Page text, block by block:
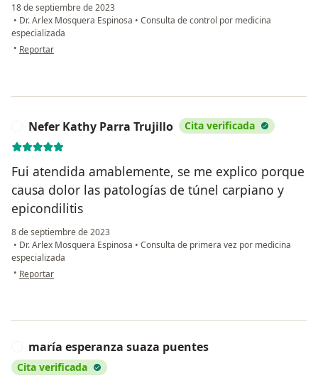
18 de septiembre de 2023
• Dr. Arlex Mosquera Espinosa • Consulta de control por medicina
especializada
• en opinión del usuario MGQ
Reportar
Nefer Kathy Parra Trujillo Cita verificada
Fui atendida amablemente, se me explico porque
causa dolor las patologías de túnel carpiano y
epicondilitis
8 de septiembre de 2023
• Dr. Arlex Mosquera Espinosa • Consulta de primera vez por medicina
especializada
• en opinión del usuario Nefer Kathy Parra Trujillo
Reportar
maría esperanza suaza puentes
Cita verificada